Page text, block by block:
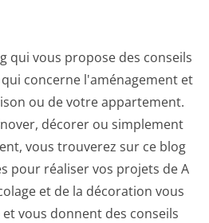
qui vous propose des conseils
concerne l'aménagement et
ou de votre appartement.
décorer ou simplement
vous trouverez sur ce blog
pour réaliser vos projets de A
et de la décoration vous
vous donnent des conseils